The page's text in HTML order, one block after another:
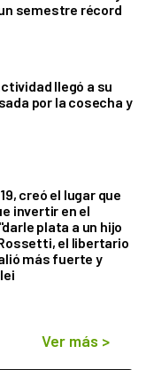
semestre récord
llegó a su
por la cosecha y
creó el lugar que
invertir en el
plata a un hijo
el libertario
más fuerte y
Ver más >